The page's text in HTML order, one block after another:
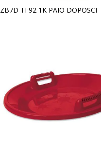
ZB7D TF92 1K PAIO DOPOSCI